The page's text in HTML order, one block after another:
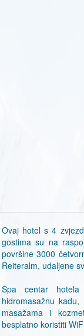
Ovaj hotel s 4
gostima su na
površine 3000
Reiteralm, udaljene
Spa centar hotela
hidromasažnu
masažama i
besplatno koristiti